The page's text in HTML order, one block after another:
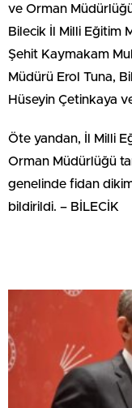
ve Orman
Bilecik İl Milli Eğitim
Şehit Kaymakam
Müdürü Erol Tuna,
Hüseyin Çetinkaya
Öte yandan, İl Milli
Orman Müdürlüğü
genelinde fidan
bildirildi. – BİLECİK